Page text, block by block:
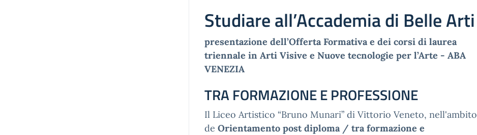
Studiare all’Accademia di Belle Arti
presentazione dell’Offerta Formativa e dei corsi di laurea
triennale in Arti Visive e Nuove tecnologie per l’Arte - ABA
VENEZIA
TRA FORMAZIONE E PROFESSIONE
Il Liceo Artistico “Bruno Munari” di Vittorio Veneto, nell'ambito
de Orientamento post diploma / tra formazione e